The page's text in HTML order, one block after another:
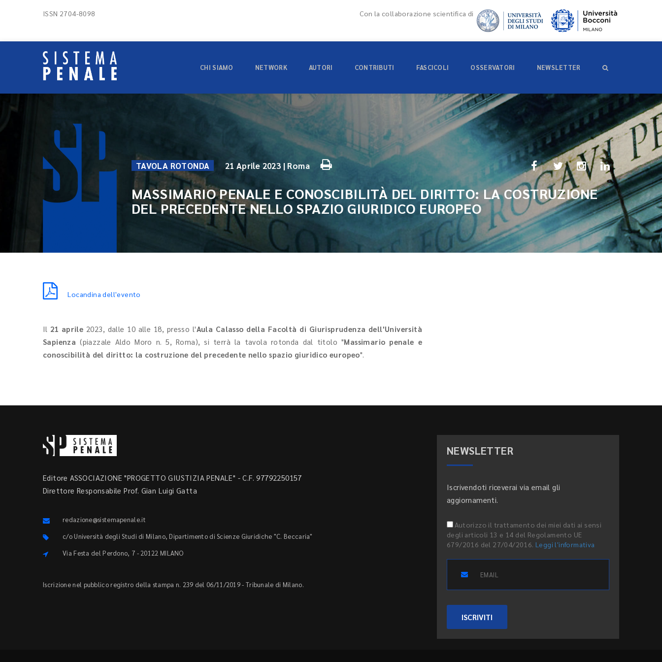
ISSN 2704-8098 Con la collaborazione scientifica di
CHI SIAMO NETWORK AUTORI CONTRIBUTI FASCICOLI OSSERVATORI NEWSLETTER
TAVOLA ROTONDA 21 Aprile 2023 | Roma
MASSIMARIO PENALE E CONOSCIBILITÀ DEL DIRITTO: LA COSTRUZIONE
DEL PRECEDENTE NELLO SPAZIO GIURIDICO EUROPEO
Locandina dell'evento
Il 21 aprile 2023, dalle 10 alle 18, presso l'Aula Calasso della Facoltà di Giurisprudenza dell'Università
Sapienza (piazzale Aldo Moro n. 5, Roma), si terrà la tavola rotonda dal titolo "Massimario penale e
conoscibilità del diritto: la costruzione del precedente nello spazio giuridico europeo".
Editore ASSOCIAZIONE "PROGETTO GIUSTIZIA PENALE" - C.F. 97792250157
Direttore Responsabile Prof. Gian Luigi Gatta
redazione@sistemapenale.it
c/o Università degli Studi di Milano, Dipartimento di Scienze Giuridiche "C. Beccaria"
Via Festa del Perdono, 7 - 20122 MILANO
Iscrizione nel pubblico registro della stampa n. 239 del 06/11/2019 - Tribunale di Milano.
NEWSLETTER
Iscrivendoti riceverai via email gli
aggiornamenti.
Autorizzo il trattamento dei miei dati ai sensi
degli articoli 13 e 14 del Regolamento UE
679/2016 del 27/04/2016. Leggi l'informativa
ISCRIVITI